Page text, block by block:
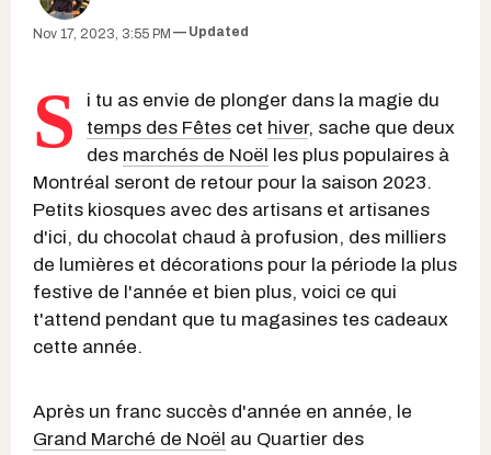
Nov 17, 2023, 3:55 PM Updated
S
i tu as envie de plonger dans la magie du
temps des Fêtes cet hiver, sache que deux
des marchés de Noël les plus populaires à
Montréal seront de retour pour la saison 2023.
Petits kiosques avec des artisans et artisanes
d'ici, du chocolat chaud à profusion, des milliers
de lumières et décorations pour la période la plus
festive de l'année et bien plus, voici ce qui
t'attend pendant que tu magasines tes cadeaux
cette année.
Après un franc succès d'année en année, le
Grand Marché de Noël au Quartier des